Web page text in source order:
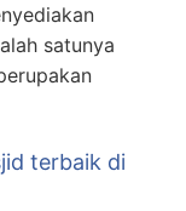
satunya
terbaik di